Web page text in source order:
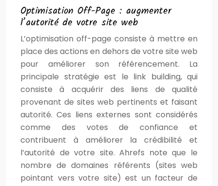
Optimisation Off-Page : augmenter
l’autorité de votre site web
L’optimisation off-page consiste à mettre en
place des actions en dehors de votre site web
pour améliorer son référencement. La
principale stratégie est le link building, qui
consiste à acquérir des liens de qualité
provenant de sites web pertinents et faisant
autorité. Ces liens externes sont considérés
comme des votes de confiance et
contribuent à améliorer la crédibilité et
l’autorité de votre site. Ahrefs note que le
nombre de domaines référents (sites web
pointant vers votre site) est un facteur de